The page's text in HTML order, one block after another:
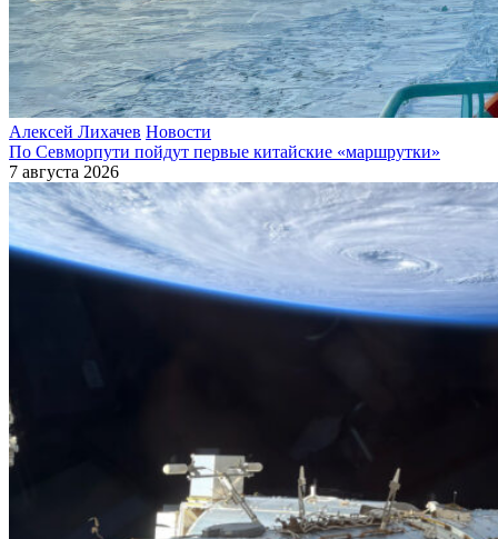
Алексей Лихачев Новости
По Севморпути пойдут первые китайские «маршрутки»
7 августа 2026